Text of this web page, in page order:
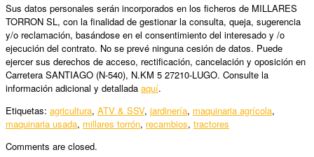
Sus datos personales serán incorporados en los ficheros de MILLARES
TORRON SL, con la finalidad de gestionar la consulta, queja, sugerencia
y/o reclamación, basándose en el consentimiento del interesado y /o
ejecución del contrato. No se prevé ninguna cesión de datos. Puede
ejercer sus derechos de acceso, rectificación, cancelación y oposición en
Carretera SANTIAGO (N-540), N.KM 5 27210-LUGO. Consulte la
información adicional y detallada aquí.
Etiquetas: agricultura, ATV & SSV, jardinería, maquinaria agrícola,
maquinaria usada, millares torrón, recambios, tractores
Comments are closed.